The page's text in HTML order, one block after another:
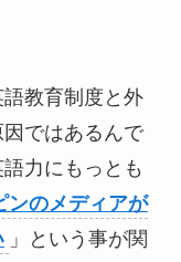
教育制度と外
ではあるんで
力にもっとも
ンのメディアが
」という事が関